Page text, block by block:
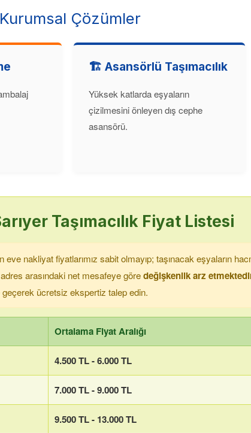
Çözümler
🏗️ Asansörlü Taşımacılık
Yüksek katlarda eşyaların
çizilmesini önleyen dış cephe
asansörü.
Taşımacılık Fiyat Listesi
eve nakliyat fiyatlarımız sabit olmayıp; taşınacak eşyaların
arasındaki net mesafeye göredeğişkenlik arz
ücretsiz ekspertiz talep edin.
Ortalama Fiyat Aralığı
4.500 TL - 6.000 TL
7.000 TL - 9.000 TL
9.500 TL - 13.000 TL